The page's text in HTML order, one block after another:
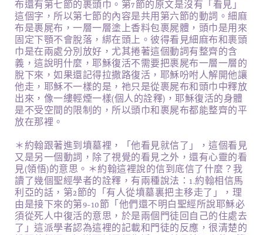
布還有第七節的裹頭巾。第7節的原文是沒有「看見」
這個字，所以第七節的內容是共用第六節的動詞。細麻
布是裹屍布，一層一層塗上香料包裹屍體，頭巾是用來
固定下顎不會脫落，綁在頭上。彼得看見細麻布和裹頭
巾是在兩處分別放好，尤其捲著這個動詞有整齊的含
義，這說明什麼，耶穌復活不需要把裹屍布一層一層的
脫下來，如果還記得拉撒路復活，耶穌吩咐人解開他讓
他走，耶穌不一樣的是，祂只是從裹屍布和頭巾中釋放
出來，像一縷輕煙一樣(個人的詮釋)，耶穌復活的身體
是不受空間的限制的，所以頭巾和裹屍布都能整齊的平
放在那裡。
＊約翰跟著進到墳墓裡，「他看見就信了」，這個看見
又是另一個動詞，除了視覺的看見之外，還有心靈的看
見(領悟)的意思。＊約翰這裡說的信到底信了什麼？我
讀了幾個聖經學者的詮釋，有兩種說法：1.約翰相信馬
利亞的話，第2節的「有人從墳墓裏把主移走了」，理
由是接下來的第9-10節「他們還不明白聖經所說耶穌必
須從死人中復活的意思，於是兩個門徒回自己的住處去
了」這派學者認為這裡的記載和門徒的反應，很清楚的